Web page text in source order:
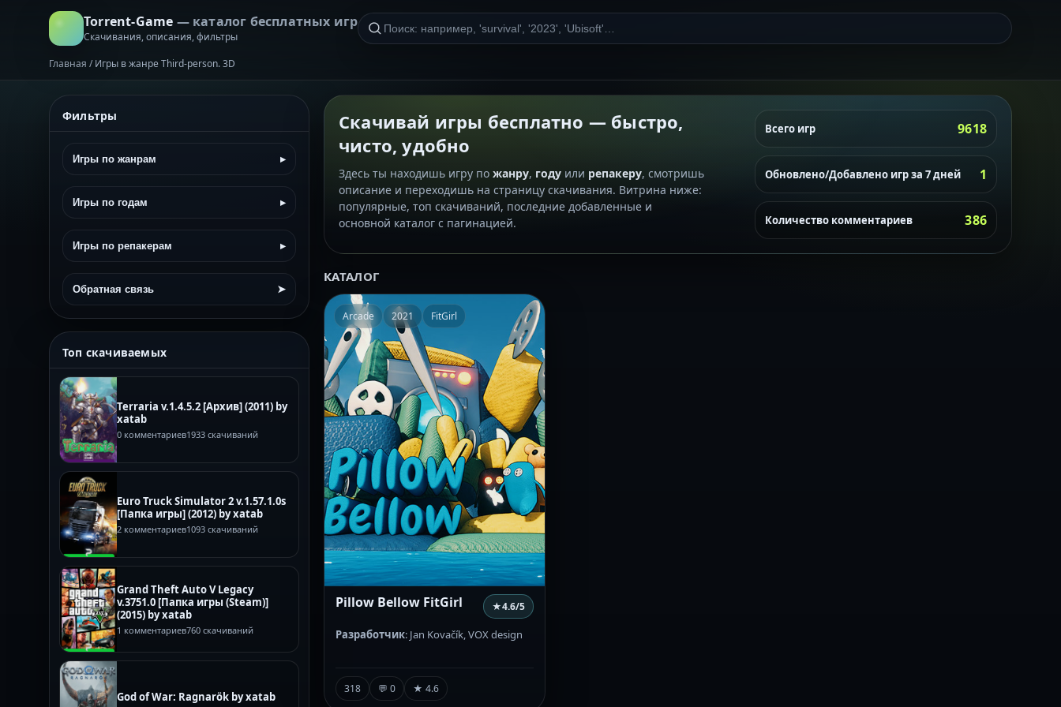
Torrent-Game — каталог бесплатных игр
Скачивания, описания, фильтры
Главная / Игры в жанре Third-person. 3D
Фильтры
Игры по жанрам ▸
Игры по годам ▸
Игры по репакерам ▸
Обратная связь ➤
Топ скачиваемых
Terraria v.1.4.5.2 [Архив] (2011) by
xatab
0 комментариев1933 скачиваний
Euro Truck Simulator 2 v.1.57.1.0s
[Папка игры] (2012) by xatab
2 комментариев1093 скачиваний
Grand Theft Auto V Legacy
v.3751.0 [Папка игры (Steam)]
(2015) by xatab
1 комментариев760 скачиваний
God of War: Ragnarök by xatab
Скачивай игры бесплатно — быстро,
чисто, удобно
Здесь ты находишь игру по жанру, году или репакеру, смотришь
описание и переходишь на страницу скачивания. Витрина ниже:
популярные, топ скачиваний, последние добавленные и
основной каталог с пагинацией.
Всего игр 9618
Обновлено/Добавлено игр за 7 дней 1
Количество комментариев 386
КАТАЛОГ
Arcade 2021 FitGirl
Pillow Bellow FitGirl ★4.6/5
Разработчик: Jan Kovačík, VOX design
318 💬 0 ★ 4.6